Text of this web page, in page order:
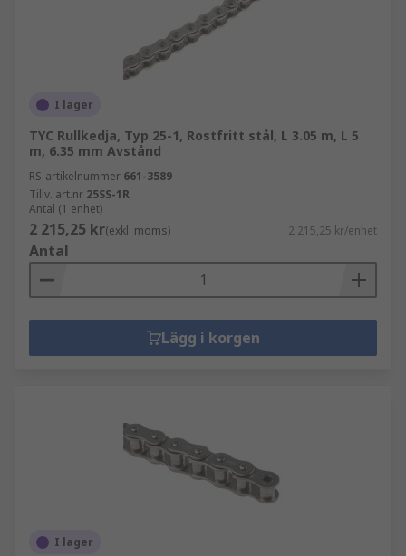
I lager
TYC Rullkedja, Typ 25-1, Rostfritt stål, L 3.05 m, L 5
m, 6.35 mm Avstånd
RS-artikelnummer 661-3589
Tillv. art.nr 25SS-1R
Antal (1 enhet)
2 215,25 kr(exkl. moms) 2 215,25 kr/enhet
Antal
Lägg i korgen
I lager